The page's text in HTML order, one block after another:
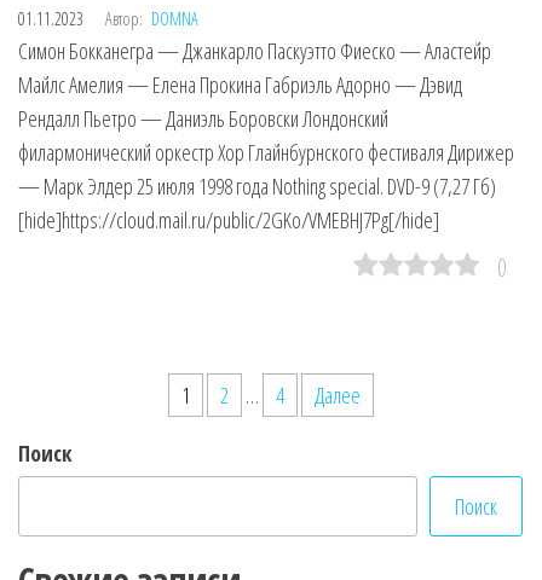
01.11.2023 Автор: DOMNA
Симон Бокканегра — Джанкарло Паскуэтто Фиеско — Аластейр
Майлс Амелия — Елена Прокина Габриэль Адорно — Дэвид
Рендалл Пьетро — Даниэль Боровски Лондонский
филармонический оркестр Хор Глайнбурнского фестиваля Дирижер
— Марк Элдер 25 июля 1998 года Nothing special. DVD-9 (7,27 Гб)
[hide]https://cloud.mail.ru/public/2GKo/VMEBHJ7Pg[/hide]
0
записей
1 2 … 4
Далее
Поиск
Поиск